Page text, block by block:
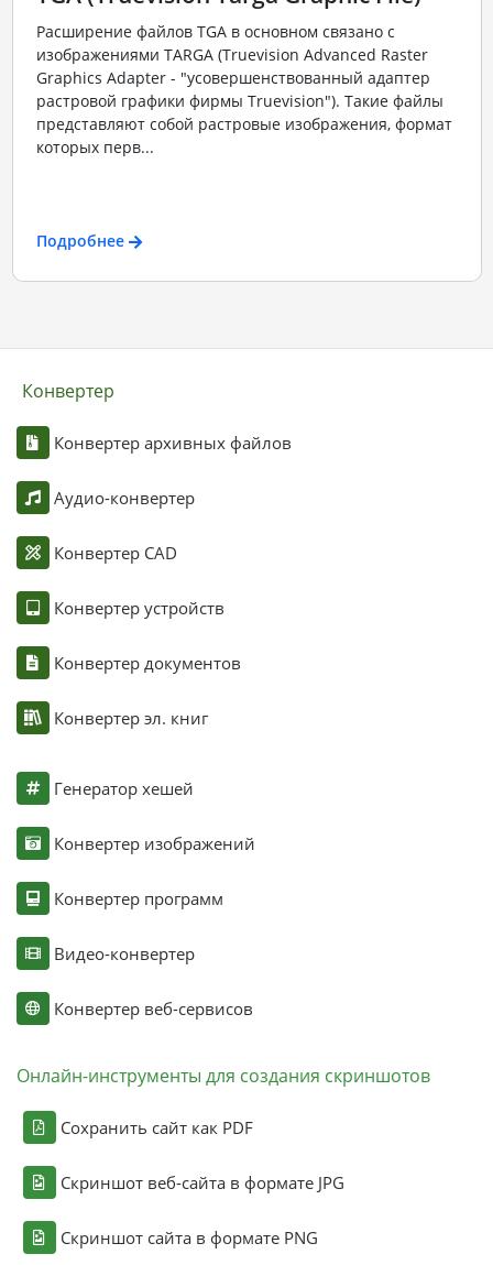
Расширение файлов TGA в основном связано с
изображениями TARGA (Truevision Advanced Raster
Graphics Adapter - "усовершенствованный адаптер
растровой графики фирмы Truevision"). Такие файлы
представляют собой растровые изображения, формат
которых перв...
Подробнее
Конвертер
Конвертер архивных файлов
Аудио-конвертер
Конвертер CAD
Конвертер устройств
Конвертер документов
Конвертер эл. книг
Генератор хешей
Конвертер изображений
Конвертер программ
Видео-конвертер
Конвертер веб-сервисов
Онлайн-инструменты для создания скриншотов
Сохранить сайт как PDF
Скриншот веб-сайта в формате JPG
Скриншот сайта в формате PNG